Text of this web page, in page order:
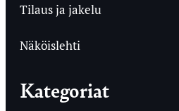
Tilaus ja jakelu
Näköislehti
Kategoriat